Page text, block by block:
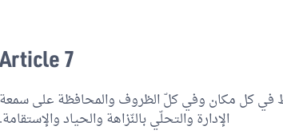
7
في كل مكان وفي كلّ الظروف والمحافظة على سمعة
الإدارة والتحلّي بالنّزاهة والحياد والإستقامة.